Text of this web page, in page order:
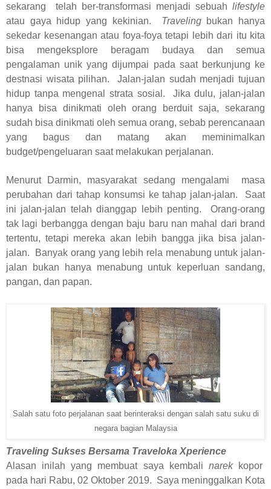
sekarang
telah ber-transformasi menjadi sebuah lifestyle
atau gaya hidup yang kekinian.
Travelingbukan hanya
sekedar kesenangan atau foya-foya tetapi lebih dari itu kita
bisa mengeksplore beragam budaya dan semua
pengalaman unik yang dijumpai pada saat berkunjung ke
destnasi wisata pilihan.
Jalan-jalan sudah menjadi tujuan
hidup tanpa mengenal strata sosial.
Jika dulu, jalan-jalan
hanya bisa dinikmati oleh orang berduit saja, sekarang
sudah bisa dinikmati oleh semua orang, sebab perencanaan
yang bagus dan matang akan meminimalkan
budget/pengeluaran saat melakukan perjalanan.
Menurut Darmin, masyarakat sedang mengalami
masa
perubahan dari tahap konsumsi ke tahap jalan-jalan.
Saat
ini jalan-jalan telah dianggap lebih penting.
Orang-orang
tak lagi berbangga dengan baju baru nan mahal dari brand
tertentu, tetapi mereka akan lebih bangga jika bisa jalan-
jalan.
Banyak orang yang lebih rela menabung untuk jalan-
jalan bukan hanya menabung untuk keperluan sandang,
pangan, dan papan.
Salah satu foto perjalanan saat berinteraksi dengan salah satu suku di
negara bagian Malaysia
Traveling Sukses Bersama Traveloka Xperience
Alasan inilah yang membuat saya kembali narekkopor
pada hari Rabu, 02 Oktober 2019. Saya meninggalkan Kota